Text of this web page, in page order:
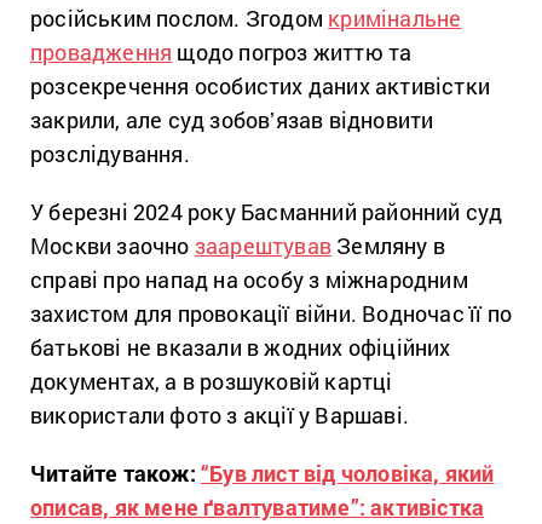
російським послом. Згодом кримінальне
провадження щодо погроз життю та
розсекречення особистих даних активістки
закрили, але суд зобовʼязав відновити
розслідування.
У березні 2024 року Басманний районний суд
Москви заочно заарештував Земляну в
справі про напад на особу з міжнародним
захистом для провокації війни. Водночас її по
батькові не вказали в жодних офіційних
документах, а в розшуковій картці
використали фото з акції у Варшаві.
Читайте також: “Був лист від чоловіка, який
описав, як мене ґвалтуватиме”: активістка